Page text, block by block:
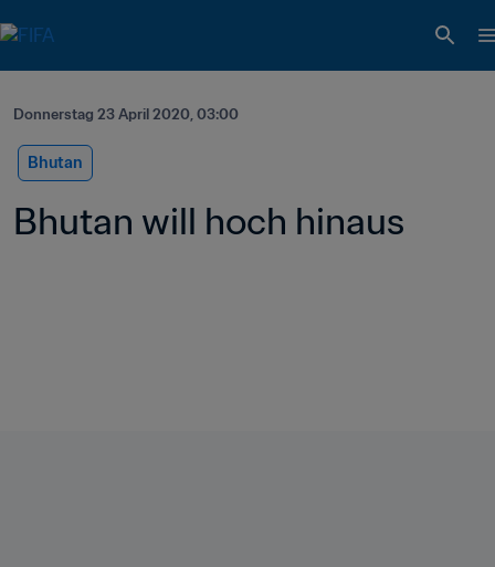
Donnerstag 23 April 2020, 03:00
Bhutan
Bhutan will hoch hinaus